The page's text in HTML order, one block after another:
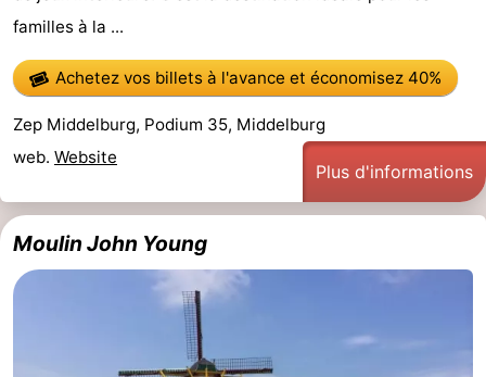
familles à la ...
Achetez vos billets à l'avanceet économisez 40%
Zep Middelburg, Podium 35, Middelburg
web. Website
Plus d'informations
Moulin John Young